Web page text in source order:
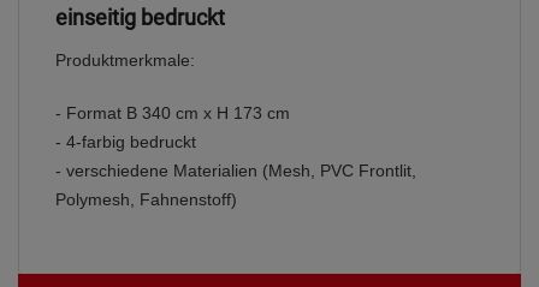
einseitig bedruckt
Produktmerkmale:
- Format B 340 cm x H 173 cm
- 4-farbig bedruckt
- verschiedene Materialien (Mesh, PVC Frontlit,
Polymesh, Fahnenstoff)